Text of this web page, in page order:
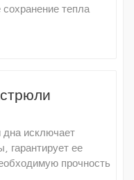
тепла
дна исключает
гарантирует ее
прочность